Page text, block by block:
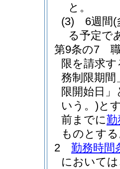
と。
(3)
6週間(
る予定で
第9条の7
限を請求
務制限期
限開始日
いう。)と
前までに勤
ものとす
2
勤務時間
において